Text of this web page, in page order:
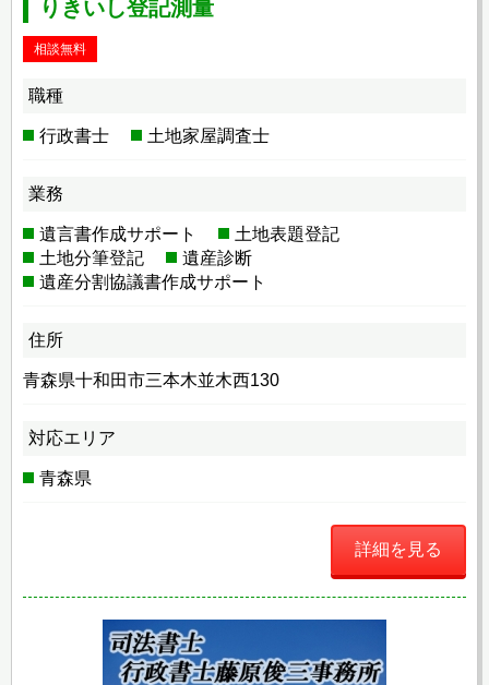
りきいし登記測量
相談無料
職種
行政書士 土地家屋調査士
業務
遺言書作成サポート
土地表題登記
土地分筆登記
遺産診断
遺産分割協議書作成サポート
住所
青森県十和田市三本木並木西130
対応エリア
青森県
詳細を見る